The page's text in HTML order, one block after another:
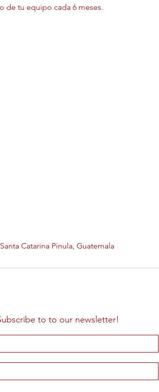
de tu equipo cada 6 meses.
Catarina Pinula, Guatemala
to to our newsletter!